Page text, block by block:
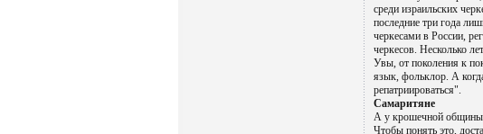
среди израильских
последние три года
черкесами в России,
черкесов. Несколько
Увы, от поколения к
язык, фольклор. А
репатриироваться".
Самаритяне
А у крошечной общины
Чтобы понять это,